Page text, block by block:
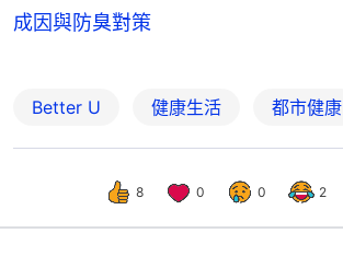
成因與防臭對策
Better U 健康生活 都市健康
8 0 0 2